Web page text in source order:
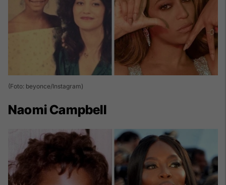
(Foto: beyonce/Instagram)
Naomi Campbell